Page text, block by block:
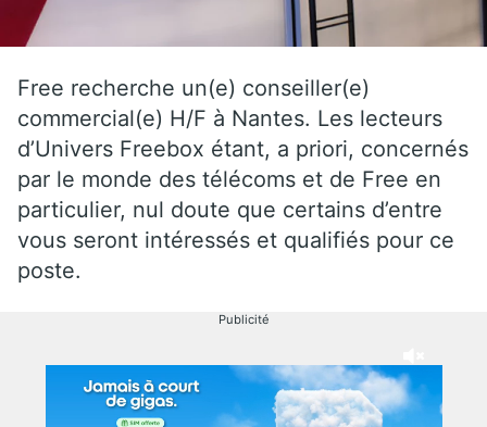
Free recherche un(e) conseiller(e)
commercial(e) H/F à Nantes. Les lecteurs
d’Univers Freebox étant, a priori, concernés
par le monde des télécoms et de Free en
particulier, nul doute que certains d’entre
vous seront intéressés et qualifiés pour ce
poste.
Publicité